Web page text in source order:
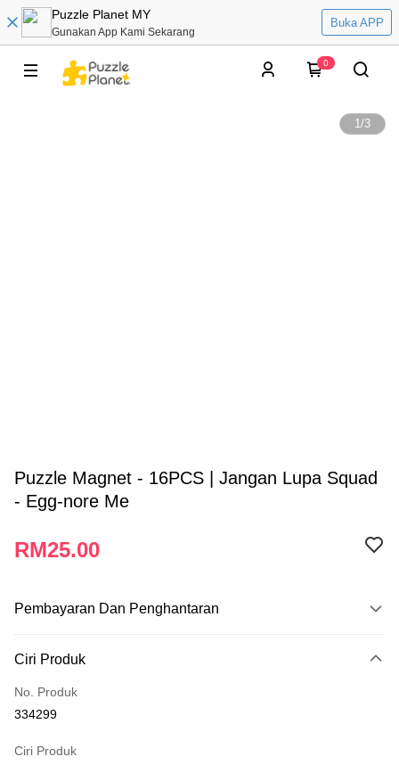
Puzzle Planet MY
Gunakan App Kami Sekarang
Buka APP
0
1/3
Puzzle Magnet - 16PCS | Jangan Lupa Squad
- Egg-nore Me
RM25.00
Pembayaran Dan Penghantaran
Kad Kredit
Perbankan atas talian
Deskripsi
Leong Bank, Bank Islam, AmBank, BSN Bank.
Touch 'n Go
Ciri Produk
No. Produk
334299
Ciri Produk